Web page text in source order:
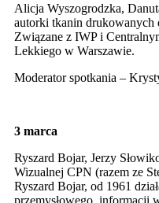
Alicja Wyszogrodzka,
autorki tkanin
Związane z IWP i
Lekkiego w Warszawie.
Moderator spotkania –
3 marca
Ryszard Bojar, Jerzy
Wizualnej CPN (razem ze
Ryszard Bojar, od 1961
przemysłowego, informacji